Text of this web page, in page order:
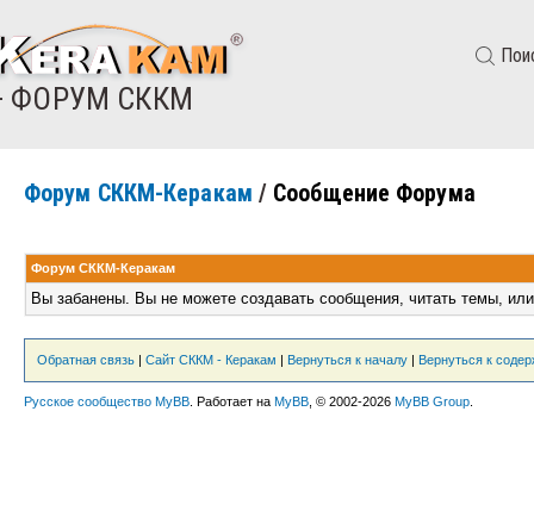
ФОРУМ СККМ
Форум СККМ-Керакам / Сообщение Форума
Форум СККМ-Керакам
Вы забанены. Вы не можете создавать сообщения, читать темы,
Обратная связь | Сайт СККМ - Керакам | Вернуться к началу | Вернуться к
Русское сообщество MyBB . Работает на MyBB , © 2002-2026 MyBB Group